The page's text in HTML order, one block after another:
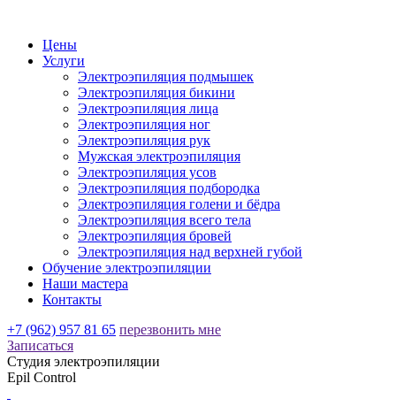
Цены
Услуги
Электроэпиляция подмышек
Электроэпиляция бикини
Электроэпиляция лица
Электроэпиляция ног
Электроэпиляция рук
Мужская электроэпиляция
Электроэпиляция усов
Электроэпиляция подбородка
Электроэпиляция голени и бёдра
Электроэпиляция всего тела
Электроэпиляция бровей
Электроэпиляция над верхней губой
Обучение электроэпиляции
Наши мастера
Контакты
+7 (962) 957 81 65 перезвонить мне
Записаться
Студия электроэпиляции
Epil Control